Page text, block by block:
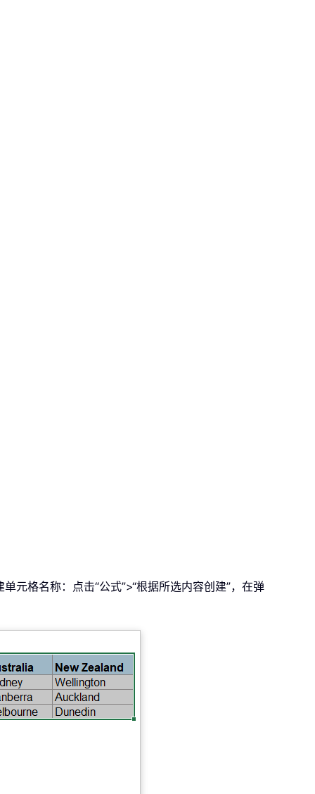
元格名称：点击“公式”>“根据所选内容创建”，在弹